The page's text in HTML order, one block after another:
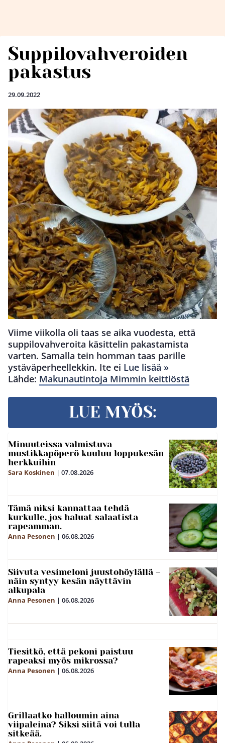
Suppilovahveroiden
pakastus
29.09.2022
Viime viikolla oli taas se aika vuodesta, että
suppilovahveroita käsittelin pakastamista
varten. Samalla tein homman taas parille
ystäväperheellekkin. Ite ei Lue lisää »
Lähde: Makunautintoja Mimmin keittiöstä
LUE MYÖS:
Minuuteissa valmistuva
mustikkapöperö kuuluu loppukesän
herkkuihin
Sara Koskinen | 07.08.2026
Tämä niksi kannattaa tehdä
kurkulle, jos haluat salaatista
rapeamman.
Anna Pesonen | 06.08.2026
Siivuta vesimeloni juustohöylällä –
näin syntyy kesän näyttävin
alkupala
Anna Pesonen | 06.08.2026
Tiesitkö, että pekoni paistuu
rapeaksi myös mikrossa?
Anna Pesonen | 06.08.2026
Grillaatko halloumin aina
viipaleina? Siksi siitä voi tulla
sitkeää.